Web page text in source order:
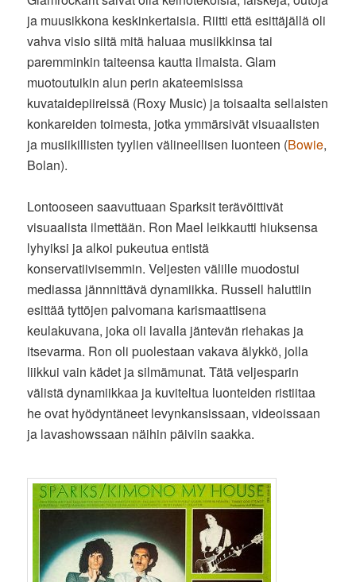
ja muusikkona keskinkertaisia. Riitti että esittäjällä oli
vahva visio siitä mitä haluaa musiikkinsa tai
paremminkin taiteensa kautta ilmaista. Glam
muotoutuikin alun perin akateemisissa
kuvataidepiireissä (Roxy Music) ja toisaalta sellaisten
konkareiden toimesta, jotka ymmärsivät visuaalisten
ja musiikillisten tyylien välineellisen luonteen (Bowie,
Bolan).
Lontooseen saavuttuaan Sparksit terävöittivät
visuaalista ilmettään. Ron Mael leikkautti hiuksensa
lyhyiksi ja alkoi pukeutua entistä
konservatiivisemmin. Veljesten välille muodostui
mediassa jännnittävä dynamiikka. Russell haluttiin
esittää tyttöjen palvomana karismaattisena
keulakuvana, joka oli lavalla jäntevän riehakas ja
itsevarma. Ron oli puolestaan vakava älykkö, jolla
liikkui vain kädet ja silmämunat. Tätä veljesparin
välistä dynamiikkaa ja kuviteltua luonteiden ristiitaa
he ovat hyödyntäneet levynkansissaan, videoissaan
ja lavashowssaan näihin päiviin saakka.